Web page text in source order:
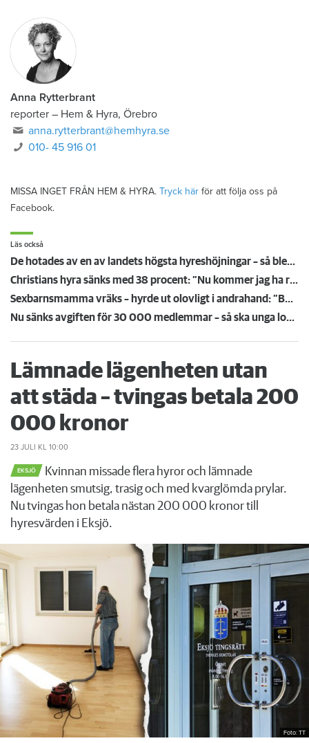
Anna Rytterbrant
reporter – Hem & Hyra, Örebro
anna.rytterbrant@hemhyra.se
010- 45 916 01
MISSA INGET FRÅN HEM & HYRA. Tryck här för att följa oss på
Facebook.
Läs också
De hotades av en av landets högsta hyreshöjningar – så blev det
Christians hyra sänks med 38 procent: ”Nu kommer jag ha råd att ta körkort”
Sexbarnsmamma vräks – hyrde ut olovligt i andrahand: ”Borde tas större hänsyn till barnen”
Nu sänks avgiften för 30 000 medlemmar – så ska unga lockas till Hyresgästföreningen
Lämnade lägenheten utan
att städa – tvingas betala 200
000 kronor
23 JULI KL 10:00
EKSJÖ
Kvinnan missade flera hyror och lämnade
lägenheten smutsig, trasig och med kvarglömda prylar.
Nu tvingas hon betala nästan 200 000 kronor till
hyresvärden i Eksjö.
Foto: TT